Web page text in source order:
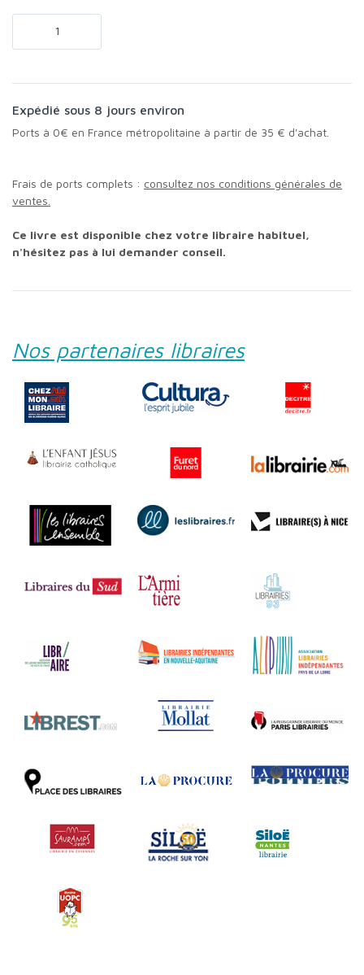
Expédié sous 8 jours environ
Ports à 0€ en France métropolitaine à partir de 35 € d'achat.
Frais de ports complets : consultez nos conditions générales de
ventes.
Ce livre est disponible chez votre libraire habituel,
n'hésitez pas à lui demander conseil.
Nos partenaires libraires